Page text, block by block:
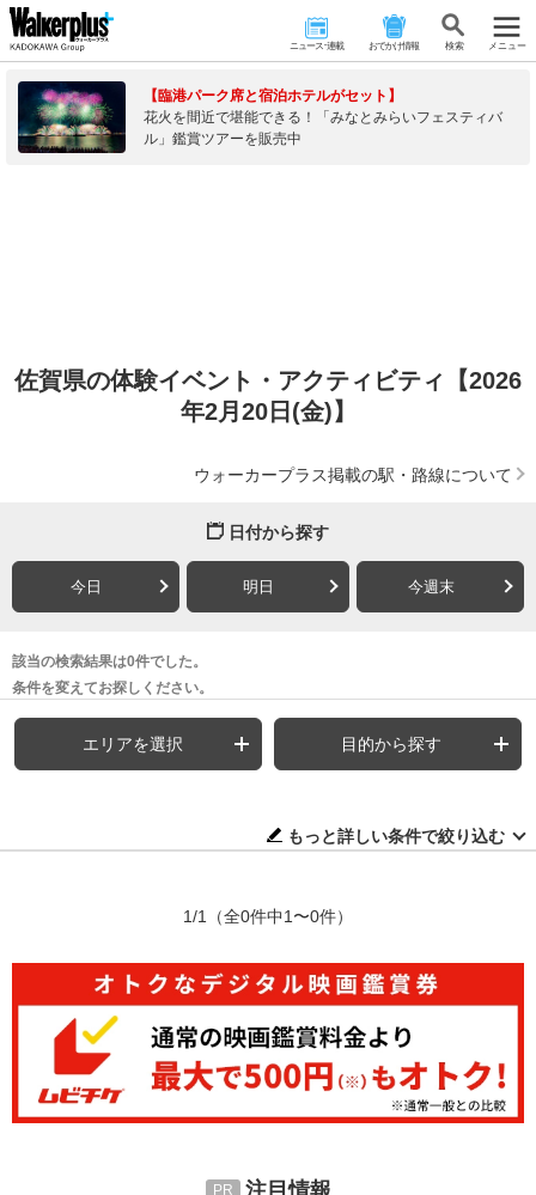
ニュース･連載 おでかけ情報 検 索 メニュー
【臨港パーク席と宿泊ホテルがセット】
花火を間近で堪能できる！「みなとみらいフェスティバ
ル」鑑賞ツアーを販売中
佐賀県の体験イベント・アクティビティ【2026
年2月20日(金)】
ウォーカープラス掲載の駅・路線について
日付から探す
今日 明日 今週末
該当の検索結果は0件でした。
条件を変えてお探しください。
エリアを選択 目的から探す
もっと詳しい条件で絞り込む
1/1 （全0件中1〜0件）
注目情報